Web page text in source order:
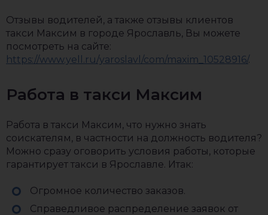
Отзывы водителей, а также отзывы клиентов
такси Максим в городе Ярославль, Вы можете
посмотреть на сайте:
https://www.yell.ru/yaroslavl/com/maxim_10528916/.
Работа в такси Максим
Работа в такси Максим, что нужно знать
соискателям, в частности на должность водителя?
Можно сразу оговорить условия работы, которые
гарантирует такси в Ярославле. Итак:
Огромное количество заказов.
Справедливое распределение заявок от